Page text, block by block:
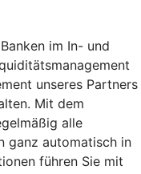
im In- und
unseres Partners
Mit dem
alle
ganz automatisch in
führen Sie mit